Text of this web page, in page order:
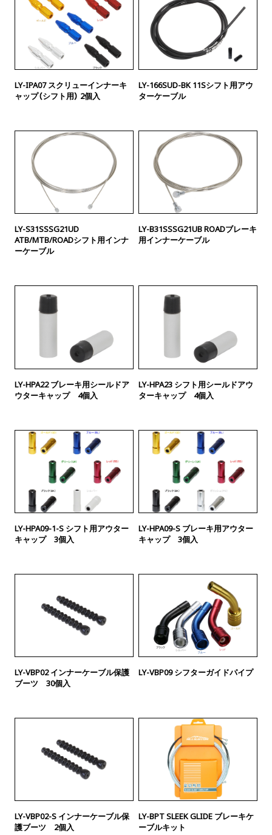
LY-IPA07 スクリューインナーキ
ャップ（シフト用） 2個入
LY-166SUD-BK 11Sシフト用アウ
ターケーブル
LY-S31SSSG21UD
ATB/MTB/ROADシフト用インナ
ーケーブル
LY-B31SSSG21UB ROADブレーキ
用インナーケーブル
LY-HPA22 ブレーキ用シールドア
ウターキャップ 4個入
LY-HPA23 シフト用シールドアウ
ターキャップ 4個入
LY-HPA09-1-S シフト用アウター
キャップ 3個入
LY-HPA09-S ブレーキ用アウター
キャップ 3個入
LY-VBP02 インナーケーブル保護
ブーツ 30個入
LY-VBP09 シフターガイドパイプ
LY-VBP02-S インナーケーブル保
護ブーツ 2個入
LY-BPT SLEEK GLIDE ブレーキケ
ーブルキット